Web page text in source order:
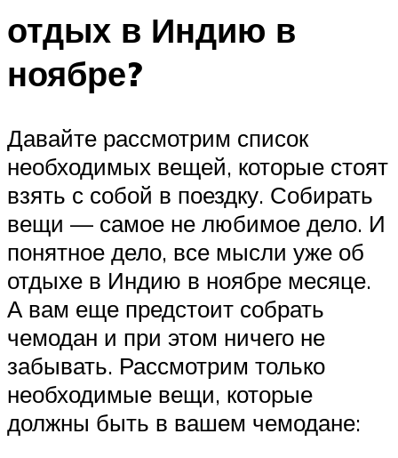
отдых в Индию в
ноябре?
Давайте рассмотрим список
необходимых вещей, которые стоят
взять с собой в поездку. Собирать
вещи — самое не любимое дело. И
понятное дело, все мысли уже об
отдыхе в Индию в ноябре месяце.
А вам еще предстоит собрать
чемодан и при этом ничего не
забывать. Рассмотрим только
необходимые вещи, которые
должны быть в вашем чемодане: